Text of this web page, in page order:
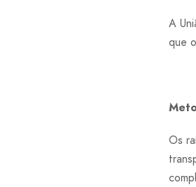
A
que
Os